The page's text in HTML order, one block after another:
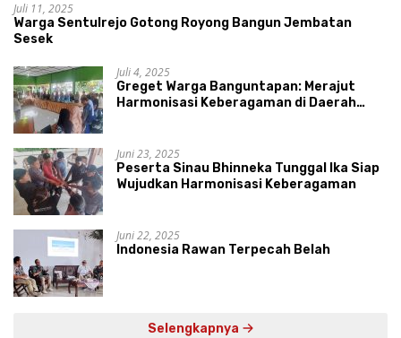
Juli 11, 2025
Warga Sentulrejo Gotong Royong Bangun Jembatan
Sesek
Juli 4, 2025
Greget Warga Banguntapan: Merajut
Harmonisasi Keberagaman di Daerah
Juni 23, 2025
Peserta Sinau Bhinneka Tunggal Ika Siap
Wujudkan Harmonisasi Keberagaman
Juni 22, 2025
Indonesia Rawan Terpecah Belah
Selengkapnya